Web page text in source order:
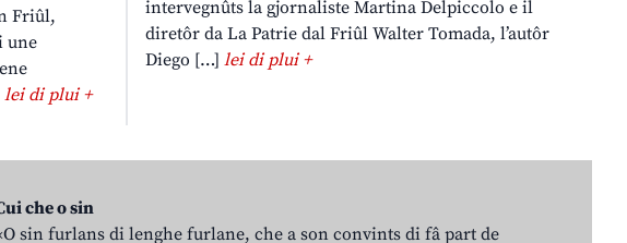
Friûl,
une
lei di plui +
intervegnûts la gjornaliste Martina Delpiccolo e il
diretôr da La Patrie dal Friûl Walter Tomada, l’autôr
Diego […]lei di plui +
che o sin
sin furlans di lenghe furlane, che a son convints di fâ part de